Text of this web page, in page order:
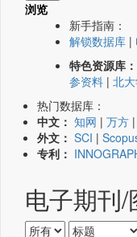
浏览
新手指南：
解锁数据库 |
特色资源库：
参资料 | 北
热门数据库：
中文： 知网 | 万方 |
外文： SCI |
专利：
电子期刊/